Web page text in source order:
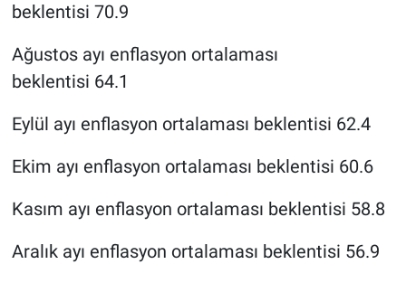
beklentisi 70.9
Ağustos ayı enflasyon ortalaması
beklentisi 64.1
Eylül ayı enflasyon ortalaması beklentisi 62.4
Ekim ayı enflasyon ortalaması beklentisi 60.6
Kasım ayı enflasyon ortalaması beklentisi 58.8
Aralık ayı enflasyon ortalaması beklentisi 56.9